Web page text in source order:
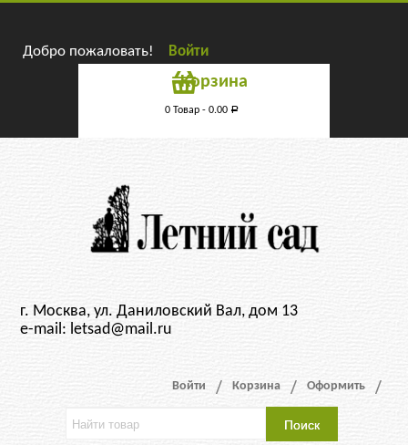
Добро пожаловать! Войти
Корзина
0 Товар - 0.00 Р
г. Москва, ул. Даниловский Вал, дом 13
e-mail: letsad@mail.ru
Войти Корзина Оформить